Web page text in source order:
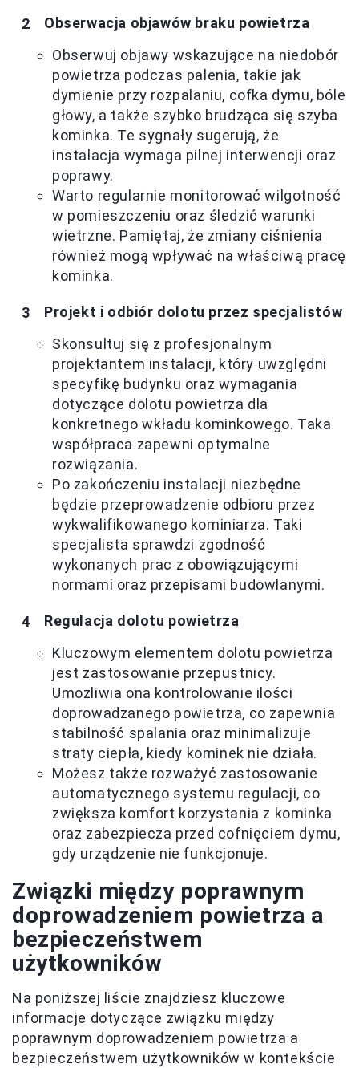
Obserwacja objawów braku powietrza
Obserwuj objawy wskazujące na niedobór
powietrza podczas palenia, takie jak
dymienie przy rozpalaniu, cofka dymu, bóle
głowy, a także szybko brudząca się szyba
kominka. Te sygnały sugerują, że
instalacja wymaga pilnej interwencji oraz
poprawy.
Warto regularnie monitorować wilgotność
w pomieszczeniu oraz śledzić warunki
wietrzne. Pamiętaj, że zmiany ciśnienia
również mogą wpływać na właściwą pracę
kominka.
Projekt i odbiór dolotu przez specjalistów
Skonsultuj się z profesjonalnym
projektantem instalacji, który uwzględni
specyfikę budynku oraz wymagania
dotyczące dolotu powietrza dla
konkretnego wkładu kominkowego. Taka
współpraca zapewni optymalne
rozwiązania.
Po zakończeniu instalacji niezbędne
będzie przeprowadzenie odbioru przez
wykwalifikowanego kominiarza. Taki
specjalista sprawdzi zgodność
wykonanych prac z obowiązującymi
normami oraz przepisami budowlanymi.
Regulacja dolotu powietrza
Kluczowym elementem dolotu powietrza
jest zastosowanie przepustnicy.
Umożliwia ona kontrolowanie ilości
doprowadzanego powietrza, co zapewnia
stabilność spalania oraz minimalizuje
straty ciepła, kiedy kominek nie działa.
Możesz także rozważyć zastosowanie
automatycznego systemu regulacji, co
zwiększa komfort korzystania z kominka
oraz zabezpiecza przed cofnięciem dymu,
gdy urządzenie nie funkcjonuje.
Związki między poprawnym
doprowadzeniem powietrza a
bezpieczeństwem
użytkowników
Na poniższej liście znajdziesz kluczowe
informacje dotyczące związku między
poprawnym doprowadzeniem powietrza a
bezpieczeństwem użytkowników w kontekście